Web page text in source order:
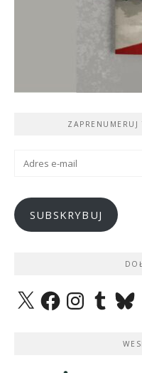
Adres
SUBSKRYBUJ
X FacebookInstagramTumblrBluesky